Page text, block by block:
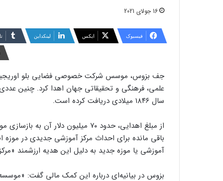
16 جولای 2021
فیسبوک ایکس لینکداین
علمی، فرهنگی و تحقیقاتی جهان اهدا کرد. چنین
سال ۱۸۴۶ میلادی دریافت کرده است.
باقی مانده برای احداث مرکز آموزشی جدیدی در
آموزشی یا موزه جدید به دلیل این هدیه ارزشمند
بزوس در بیانیه‌ای درباره این کمک مالی گفت: